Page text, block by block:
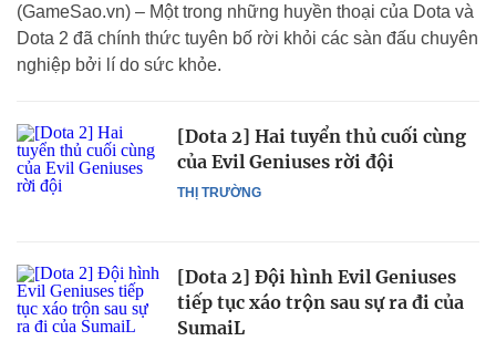
(GameSao.vn) – Một trong những huyền thoại của Dota và
Dota 2 đã chính thức tuyên bố rời khỏi các sàn đấu chuyên
nghiệp bởi lí do sức khỏe.
THỊ TRƯỜNG
[Dota 2] Hai tuyển thủ cuối cùng
của Evil Geniuses rời đội
[Dota 2] Đội hình Evil Geniuses
tiếp tục xáo trộn sau sự ra đi của
SumaiL